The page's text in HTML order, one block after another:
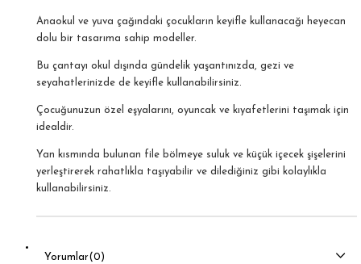
Anaokul ve yuva çağındaki çocukların keyifle kullanacağı heyecan
dolu bir tasarıma sahip modeller.
Bu çantayı okul dışında gündelik yaşantınızda, gezi ve
seyahatlerinizde de keyifle kullanabilirsiniz.
Çocuğunuzun özel eşyalarını, oyuncak ve kıyafetlerini taşımak için
idealdir.
Yan kısmında bulunan file bölmeye suluk ve küçük içecek şişelerini
yerleştirerek rahatlıkla taşıyabilir ve dilediğiniz gibi kolaylıkla
kullanabilirsiniz.
Yorumlar(0)